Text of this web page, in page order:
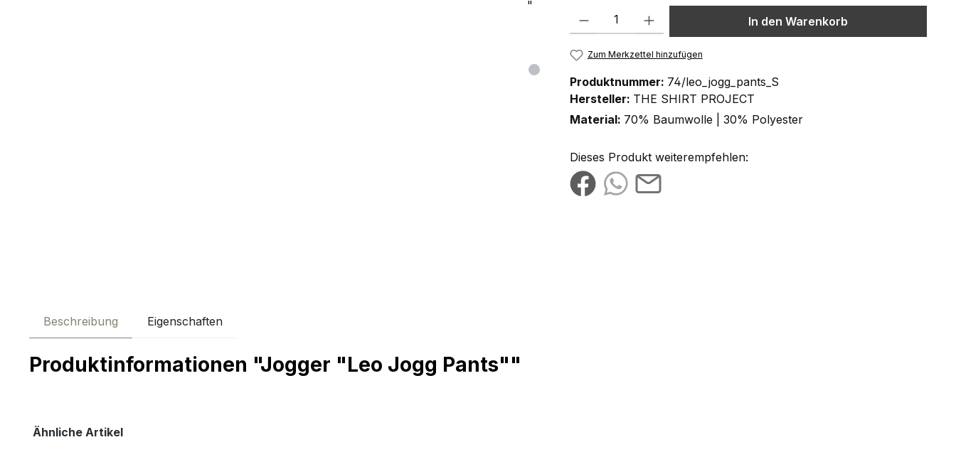
Produkt Anzahl: Gib den gewünschten Wert ein oder benutze die Schaltflächen
In den Warenkorb
Zum Merkzettel hinzufügen
Produktnummer: 74/leo_jogg_pants_S
Hersteller: THE SHIRT PROJECT
Material: 70% Baumwolle | 30% Polyester
Dieses Produkt weiterempfehlen:
Beschreibung Eigenschaften
Produktinformationen "Jogger "Leo Jogg Pants""
Produktgalerie überspringen
Ähnliche Artikel